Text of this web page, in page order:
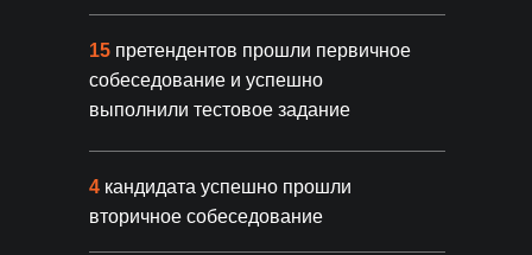
15 претендентов прошли первичное
собеседование и успешно
выполнили тестовое задание
4 кандидата успешно прошли
вторичное собеседование
Сопровождение
испытательного срока
Основные гарантии